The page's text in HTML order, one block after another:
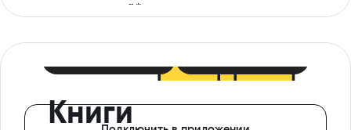
ограничений*
Книги